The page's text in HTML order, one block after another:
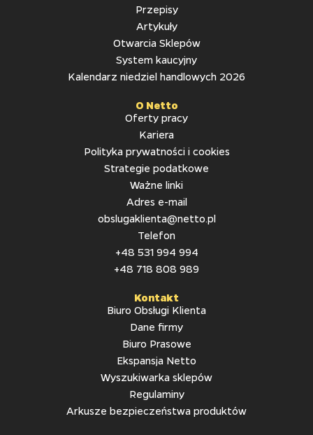
Przepisy
Artykuły
Otwarcia Sklepów
System kaucyjny
Kalendarz niedziel handlowych 2026
O Netto
Oferty pracy
Kariera
Polityka prywatności i cookies
Strategie podatkowe
Ważne linki
Adres e-mail
obslugaklienta@netto.pl
Telefon
+48 531 994 994
+48 718 808 989
Kontakt
Biuro Obsługi Klienta
Dane firmy
Biuro Prasowe
Ekspansja Netto
Wyszukiwarka sklepów
Regulaminy
Arkusze bezpieczeństwa produktów